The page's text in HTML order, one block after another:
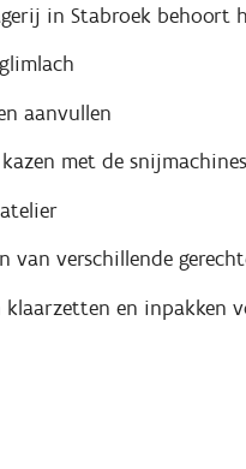
in Stabroek
aanvullen
met de snijmachines
van verschillende
klaarzetten en inpakken